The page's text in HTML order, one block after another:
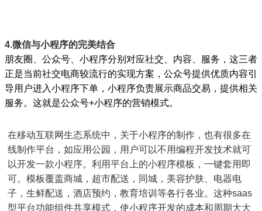
4.微信与小程序的完美结合
朋友圈、公众号、小程序分别对应社交、内容、服务，这三者
正是当前社交电商较流行的实现方案，公众号提供优质内容引
导用户进入小程序下单，小程序负责展示商品交易，提供相关
服务。这就是公众号+小程序的营销模式。
在移动互联网生态系统中，关于小程序的制作，也有很多在
线制作平台，如应用公园，用户可以不用编程开发技术就可
以开发一款小程序。利用平台上的小程序模板，一键套用即
可。模板覆盖商城，超市配送，同城，美容护肤、电器电
子，生鲜配送，酒店预约，教育培训等各行各业。这种saas
型平台功能组件共享模式，使小程序开发的成本和周期大大